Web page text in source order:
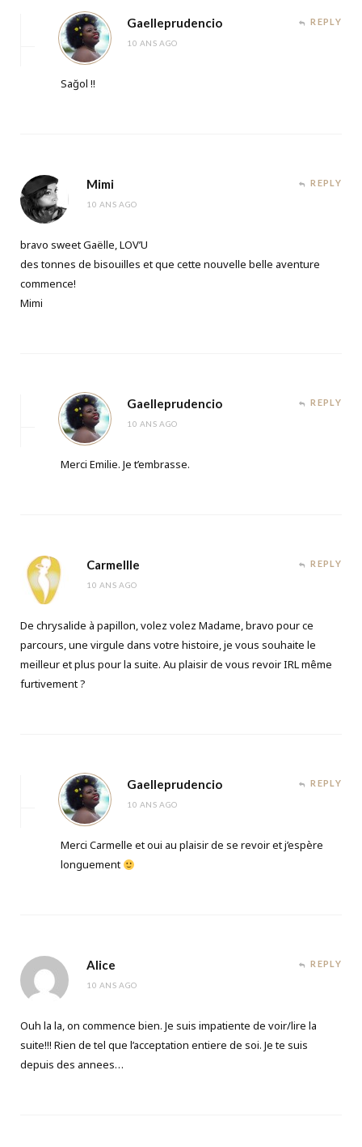
Gaelleprudencio
10 ANS AGO
REPLY
Sağol !!
Mimi
10 ANS AGO
REPLY
bravo sweet Gaëlle, LOV’U
des tonnes de bisouilles et que cette nouvelle belle aventure
commence!
Mimi
Gaelleprudencio
10 ANS AGO
REPLY
Merci Emilie. Je t’embrasse.
Carmellle
10 ANS AGO
REPLY
De chrysalide à papillon, volez volez Madame, bravo pour ce
parcours, une virgule dans votre histoire, je vous souhaite le
meilleur et plus pour la suite. Au plaisir de vous revoir IRL même
furtivement ?
Gaelleprudencio
10 ANS AGO
REPLY
Merci Carmelle et oui au plaisir de se revoir et j’espère
longuement
Alice
10 ANS AGO
REPLY
Ouh la la, on commence bien. Je suis impatiente de voir/lire la
suite!!! Rien de tel que l’acceptation entiere de soi. Je te suis
depuis des annees…